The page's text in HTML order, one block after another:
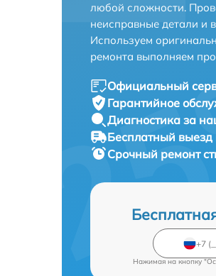
любой сложности.
неисправные детали и
Используем
ремонта выполняем
Официальный
Гарантийное
Диагностика за
Бесплатный выезд
Срочный ремонт
Нажимая на кнопку